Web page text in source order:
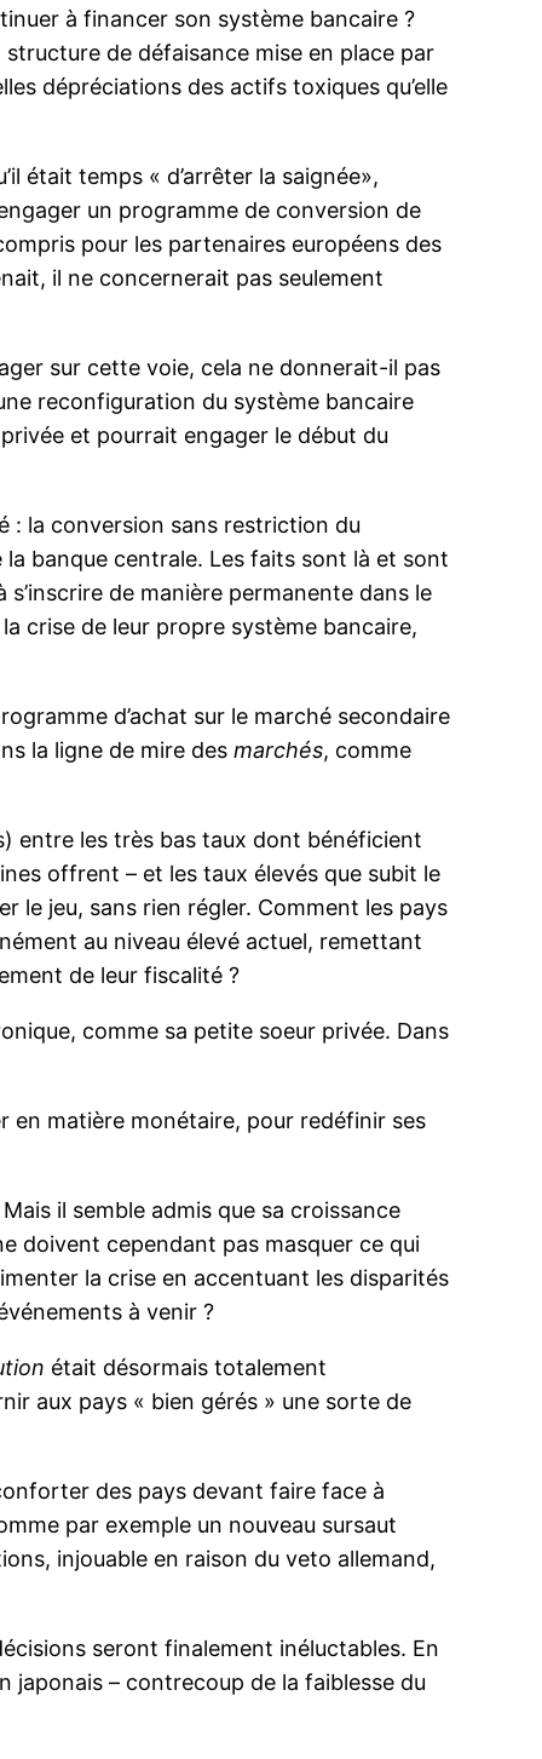
à financer son système bancaire ?
de défaisance mise en place par
dépréciations des actifs toxiques qu’elle
était temps « d’arrêter la saignée»,
un programme de conversion de
pour les partenaires européens des
il ne concernerait pas seulement
sur cette voie, cela ne donnerait-il pas
reconfiguration du système bancaire
et pourrait engager le début du
: la conversion sans restriction du
banque centrale. Les faits sont là et sont
de manière permanente dans le
crise de leur propre système bancaire,
d’achat sur le marché secondaire
la ligne de mire desmarchés, comme
entre les très bas taux dont bénéficient
offrent – et les taux élevés que subit le
le jeu, sans rien régler. Comment les pays
au niveau élevé actuel, remettant
de leur fiscalité ?
comme sa petite soeur privée. Dans
en matière monétaire, pour redéfinir ses
il semble admis que sa croissance
doivent cependant pas masquer ce qui
la crise en accentuant les disparités
à venir ?
était désormais totalement
aux pays « bien gérés » une sorte de
des pays devant faire face à
par exemple un nouveau sursaut
injouable en raison du veto allemand,
seront finalement inéluctables. En
japonais – contrecoup de la faiblesse du